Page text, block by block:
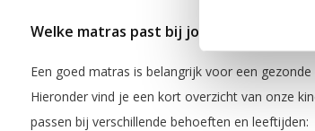
Welke matras past bij jouw kind?
Een goed matras is belangrijk voor een
Hieronder vind je een kort overzicht van onze
passen bij verschillende behoeften en leeftijden: